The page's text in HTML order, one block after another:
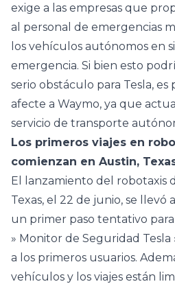
exige a las empresas que
al personal de emergencias
los vehículos autónomos en
emergencia. Si bien esto
serio obstáculo para Tesla,
afecte a Waymo, ya que
servicio de transporte
Los primeros viajes en
comienzan en Austin,
El lanzamiento del robotaxis
Texas, el 22 de junio, se llevó
un primer paso tentativo
» Monitor de Seguridad
a los primeros usuarios.
vehículos y los viajes están